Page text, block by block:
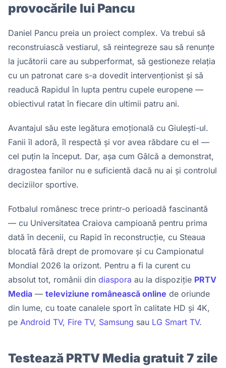
provocările lui Pancu
Daniel Pancu preia un proiect complex. Va trebui să
reconstruiască vestiarul, să reintegreze sau să renunțe
la jucătorii care au subperformat, să gestioneze relația
cu un patronat care s-a dovedit intervenționist și să
readucă Rapidul în lupta pentru cupele europene —
obiectivul ratat în fiecare din ultimii patru ani.
Avantajul său este legătura emoțională cu Giulești-ul.
Fanii îl adoră, îl respectă și vor avea răbdare cu el —
cel puțin la început. Dar, așa cum Gâlcă a demonstrat,
dragostea fanilor nu e suficientă dacă nu ai și controlul
deciziilor sportive.
Fotbalul românesc trece printr-o perioadă fascinantă
— cu Universitatea Craiova campioană pentru prima
dată în decenii, cu Rapid în reconstrucție, cu Steaua
blocată fără drept de promovare și cu Campionatul
Mondial 2026 la orizont. Pentru a fi la curent cu
absolut tot, românii din diaspora au la dispoziție PRTV
Media — televiziune românească online de oriunde
din lume, cu toate canalele sport în calitate HD și 4K,
pe Android TV, Fire TV, Samsung sau LG Smart TV.
Testează PRTV Media gratuit 7 zile